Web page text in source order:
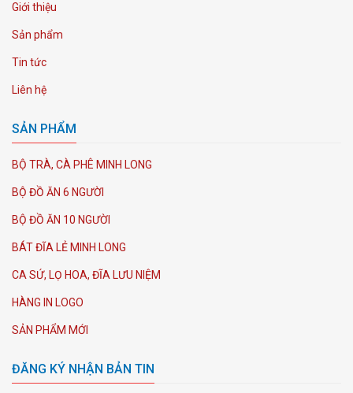
Giới thiệu
Sản phẩm
Tin tức
Liên hệ
SẢN PHẨM
BỘ TRÀ, CÀ PHÊ MINH LONG
BỘ ĐỒ ĂN 6 NGƯỜI
BỘ ĐỒ ĂN 10 NGƯỜI
BÁT ĐĨA LẺ MINH LONG
CA SỨ, LỌ HOA, ĐĨA LƯU NIỆM
HÀNG IN LOGO
SẢN PHẨM MỚI
ĐĂNG KÝ NHẬN BẢN TIN